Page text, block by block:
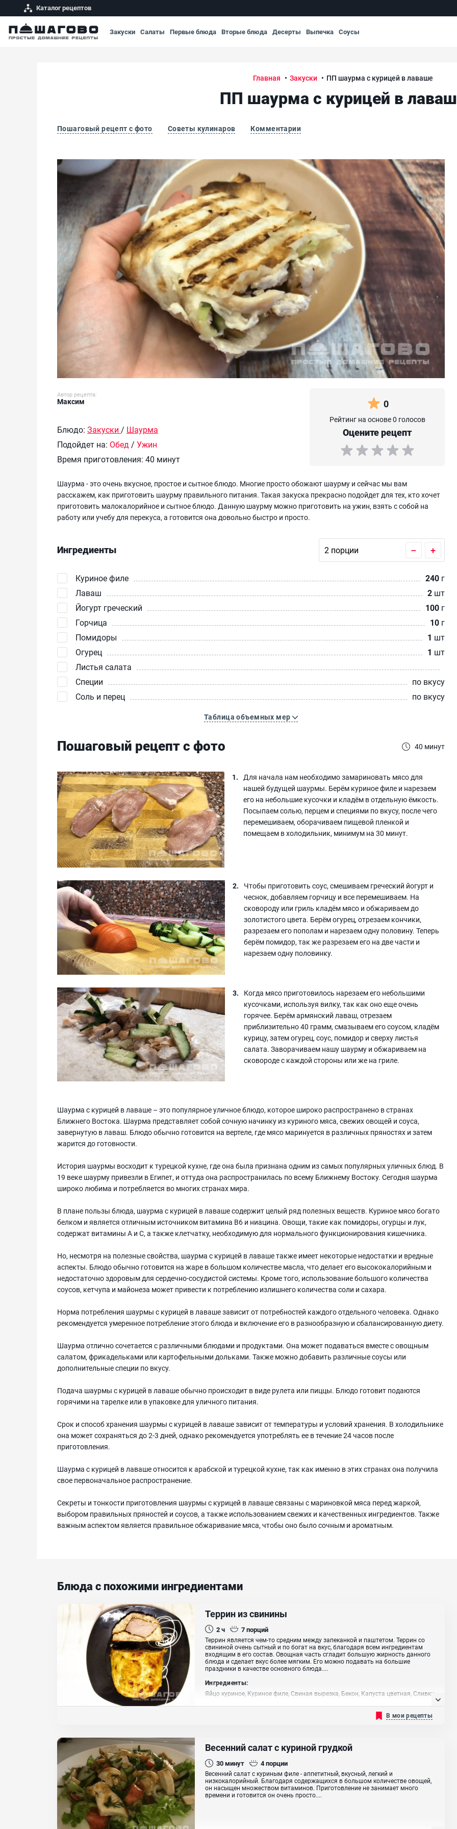
Каталог рецептов
Закуски Салаты Первые блюда Вторые блюда Десерты Выпечка Соусы
Главная Закуски ПП шаурма с курицей в лаваше
ПП шаурма с курицей в
Пошаговый рецепт с фото Советы кулинаров Комментарии
ПП шаурма с курицей в лаваше ПП
Автор рецепта:
Максим
Блюдо: Закуски / Шаурма
Подойдет на: Обед / Ужин
Время приготовления: 40 минут
0
Рейтинг на основе 0 голосов
Оцените рецепт
Шаурма - это очень вкусное, простое и сытное блюдо. Многие просто обожают шаурму и сейчас мы вам
расскажем, как приготовить шаурму правильного питания. Такая закуска прекрасно подойдет для тех, кто хочет
приготовить малокалорийное и сытное блюдо. Данную шаурму можно приготовить на ужин, взять с собой на
работу или учебу для перекуса, а готовится она довольно быстро и просто.
Ингредиенты – +
Куриное филе 240 г
Лаваш
2 шт
Йогурт греческий
100 г
Горчица
10 г
Помидоры
1 шт
Огурец
1 шт
Листья салата
Специи
по вкусу
Соль и перец
по вкусу
Таблица объемных мер
Пошаговый рецепт с фото 40 минут
Для начала нам необходимо замариновать мясо для
нашей будущей шаурмы. Берём куриное филе и нарезаем
его на небольшие кусочки и кладём в отдельную ёмкость.
Посыпаем солью, перцем и специями по вкусу, после чего
перемешиваем, оборачиваем пищевой пленкой и
помещаем в холодильник, минимум на 30 минут.
Чтобы приготовить соус, смешиваем греческий йогурт и
чеснок, добавляем горчицу и все перемешиваем. На
сковороду или гриль кладём мясо и обжариваем до
золотистого цвета. Берём огурец, отрезаем кончики,
разрезаем его пополам и нарезаем одну половину. Теперь
берём помидор, так же разрезаем его на две части и
нарезаем одну половинку.
Когда мясо приготовилось нарезаем его небольшими
кусочками, используя вилку, так как оно еще очень
горячее. Берём армянский лаваш, отрезаем
приблизительно 40 грамм, смазываем его соусом, кладём
курицу, затем огурец, соус, помидор и сверху листья
салата. Заворачиваем нашу шаурму и обжариваем на
сковороде с каждой стороны или же на гриле.
Шаурма с курицей в лаваше – это популярное уличное блюдо, которое широко распространено в странах
Ближнего Востока. Шаурма представляет собой сочную начинку из куриного мяса, свежих овощей и соуса,
завернутую в лаваш. Блюдо обычно готовится на вертеле, где мясо маринуется в различных пряностях и затем
жарится до готовности.
История шаурмы восходит к турецкой кухне, где она была признана одним из самых популярных уличных блюд. В
19 веке шаурму привезли в Египет, и оттуда она распространилась по всему Ближнему Востоку. Сегодня шаурма
широко любима и потребляется во многих странах мира.
В плане пользы блюда, шаурма с курицей в лаваше содержит целый ряд полезных веществ. Куриное мясо богато
белком и является отличным источником витамина В6 и ниацина. Овощи, такие как помидоры, огурцы и лук,
содержат витамины А и С, а также клетчатку, необходимую для нормального функционирования кишечника.
Но, несмотря на полезные свойства, шаурма с курицей в лаваше также имеет некоторые недостатки и вредные
аспекты. Блюдо обычно готовится на жаре в большом количестве масла, что делает его высококалорийным и
недостаточно здоровым для сердечно-сосудистой системы. Кроме того, использование большого количества
соусов, кетчупа и майонеза может привести к потреблению излишнего количества соли и сахара.
Норма потребления шаурмы с курицей в лаваше зависит от потребностей каждого отдельного человека. Однако
рекомендуется умеренное потребление этого блюда и включение его в разнообразную и сбалансированную диету.
Шаурма отлично сочетается с различными блюдами и продуктами. Она может подаваться вместе с овощным
салатом, фрикадельками или картофельными дольками. Также можно добавить различные соусы или
дополнительные специи по вкусу.
Подача шаурмы с курицей в лаваше обычно происходит в виде рулета или пиццы. Блюдо готовит подаются
горячими на тарелке или в упаковке для уличного питания.
Срок и способ хранения шаурмы с курицей в лаваше зависит от температуры и условий хранения. В холодильнике
она может сохраняться до 2-3 дней, однако рекомендуется употреблять ее в течение 24 часов после
приготовления.
Шаурма с курицей в лаваше относится к арабской и турецкой кухне, так как именно в этих странах она получила
свое первоначальное распространение.
Секреты и тонкости приготовления шаурмы с курицей в лаваше связаны с мариновкой мяса перед жаркой,
выбором правильных пряностей и соусов, а также использованием свежих и качественных ингредиентов. Также
важным аспектом является правильное обжаривание мяса, чтобы оно было сочным и ароматным.
Блюда с похожими ингредиентами
Террин из свинины
2 ч 7порций
Террин является чем-то средним между запеканкой и паштетом. Террин со
свининой очень сытный и по богат на вкус, благодаря всем ингредиентам
входящим в его состав. Овощная часть сгладит большую жирность данного
блюда и сделает вкус более мягким. Его можно подавать на большие
праздники в качестве основного блюда....
Ингредиенты:
Яйцо куриное, Куриное филе, Свиная вырезка, Бекон, Капуста цветная, Сливки
В мои рецепты
Весенний салат с куриной грудкой
30минут 4порции
Весенний салат с куриным филе - аппетитный, вкусный, легкий и
низкокалорийный. Благодаря содержащихся в большом количестве овощей,
он насыщен множеством витаминов. Приготовление не занимает много
времени и готовится он очень просто....